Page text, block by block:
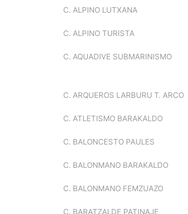
C. ALPINO LUTXANA
C. ALPINO TURISTA
C. AQUADIVE SUBMARINISMO
C. ARQUEROS LARBURU T. ARCO
C. ATLETISMO BARAKALDO
C. BALONCESTO PAULES
C. BALONMANO BARAKALDO
C. BALONMANO FEMZUAZO
C. BARATZALDE PATINAJE